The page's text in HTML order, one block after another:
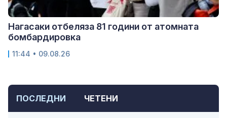
ПОСЛЕДНИ ЧЕТЕНИ
Нагасаки отбеляза 81 години от атомната
бомбардировка
11:44 • 09.08.26